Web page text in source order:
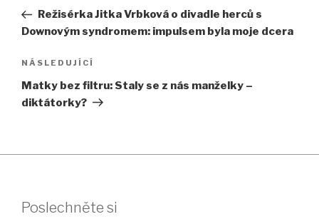
příspěvek
příspěvek
Režisérka Jitka Vrbková o divadle herců s
Downovým syndromem: impulsem byla moje dcera
Následující
příspěvek
NÁSLEDUJÍCÍ
Matky bez filtru: Staly se z nás manželky –
diktátorky?
Poslechněte si